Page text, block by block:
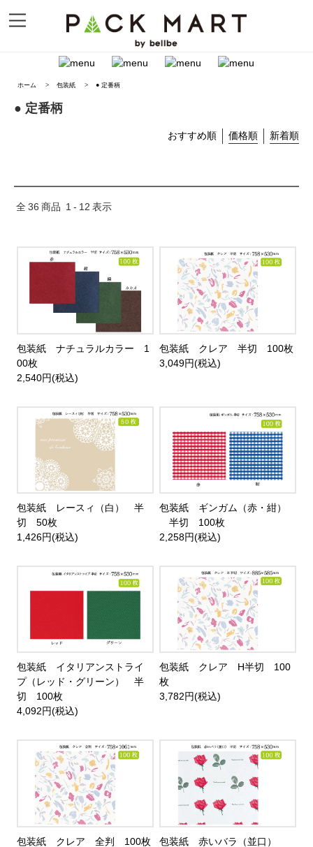
ホーム > 包装紙 > ● 定番柄
● 定番柄
おすすめ順 価格順 新着順
全36 商品 1 - 12 表示
包装紙 ナチュラルカラー 1
00枚
2,540円(税込)
包装紙 クレア 半切 100枚
3,049円(税込)
包装紙 レースィ（白） 半
切 50枚
1,426円(税込)
包装紙 ギンガム（赤・紺）
半切 100枚
2,258円(税込)
包装紙 イタリアンストライ
プ（レッド・グリーン） 半
切 100枚
4,092円(税込)
包装紙 クレア H半切 100
枚
3,782円(税込)
包装紙 クレア 全判 100枚
包装紙 赤いバラ（並口）